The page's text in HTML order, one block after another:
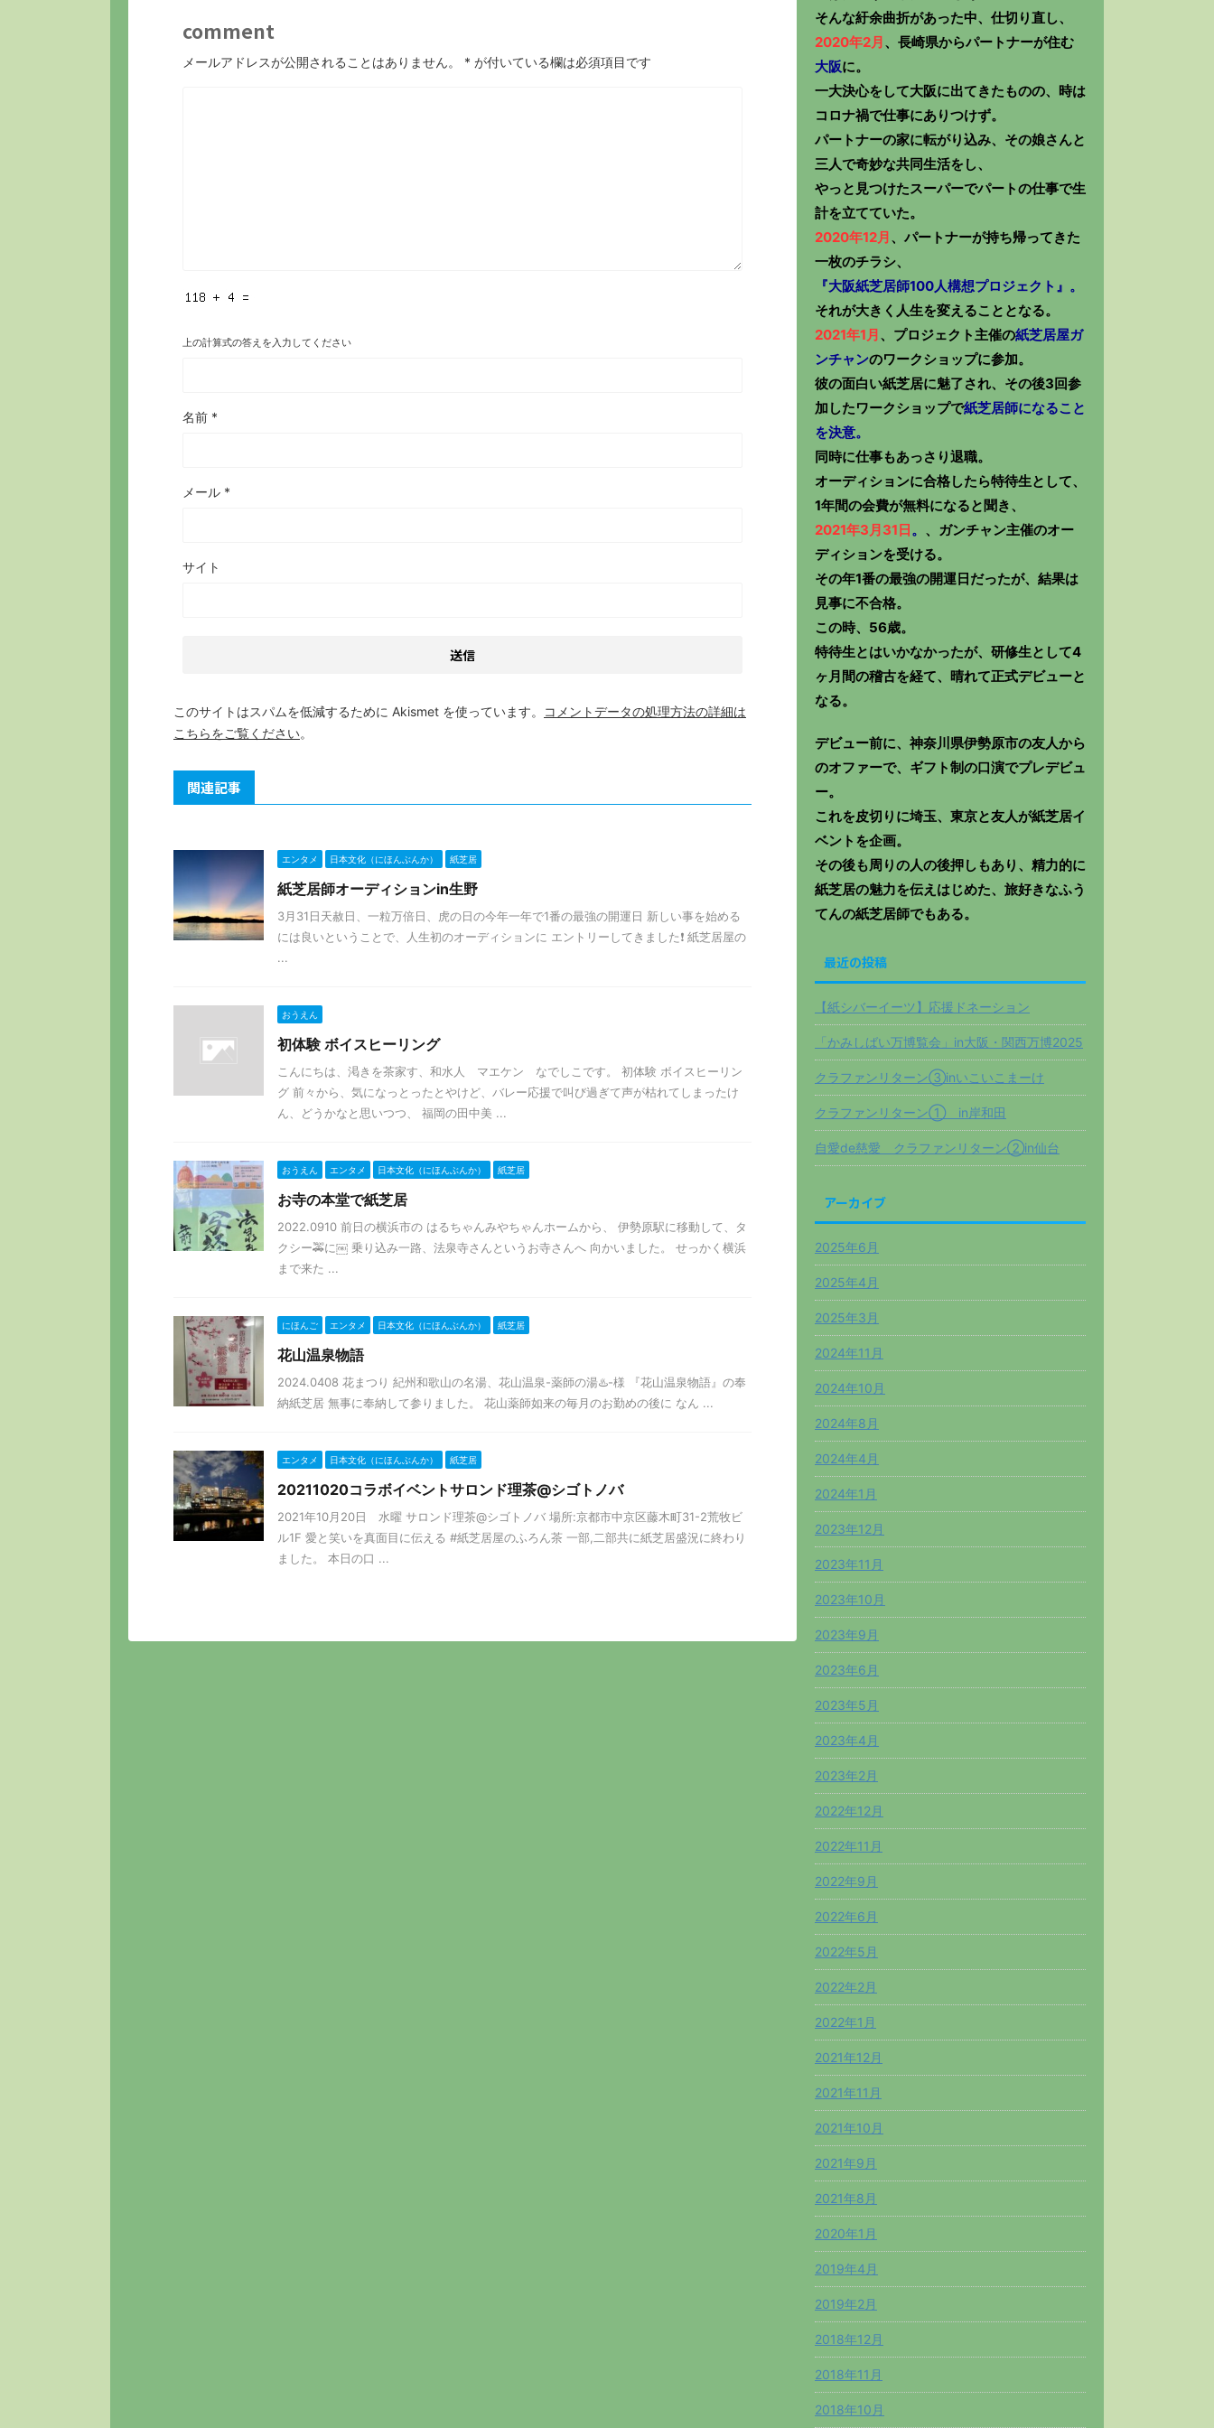
comment
メールアドレスが公開されることはありません。 * が付いている欄は必須項目です
上の計算式の答えを入力してください
名前 *
メール *
サイト
このサイトはスパムを低減するために Akismet を使っています。
コメントデータの処理方法の詳細は
こちらをご覧ください。
関連記事
エンタメ 日本文化（にほんぶんか） 紙芝居
紙芝居師オーディションin生野
3月31日天赦日、一粒万倍日、虎の日の今年一年で1番の最強の開運日 新しい事を始める
には良いということで、人生初のオーディションに エントリーしてきました❗️ 紙芝居屋の
...
おうえん
初体験 ボイスヒーリング
こんにちは、渇きを茶家す、和水人 マエケン なでしこです。 初体験 ボイスヒーリン
グ 前々から、気になっとったとやけど、バレー応援で叫び過ぎて声が枯れてしまったけ
ん、どうかなと思いつつ、 福岡の田中美 ...
おうえん エンタメ 日本文化（にほんぶんか） 紙芝居
お寺の本堂で紙芝居
2022.0910 前日の横浜市の はるちゃんみやちゃんホームから、 伊勢原駅に移動して、タ
クシー🚕に￼ 乗り込み一路、法泉寺さんというお寺さんへ 向かいました。 せっかく横浜
まで来た ...
にほんご エンタメ 日本文化（にほんぶんか） 紙芝居
花山温泉物語
2024.0408 花まつり 紀州和歌山の名湯、花山温泉-薬師の湯♨️-様 『花山温泉物語』の奉
納紙芝居 無事に奉納して参りました。 花山薬師如来の毎月のお勤めの後に なん ...
エンタメ 日本文化（にほんぶんか） 紙芝居
20211020コラボイベントサロンド理茶@シゴトノバ
2021年10月20日 水曜 サロンド理茶@シゴトノバ 場所:京都市中京区藤木町31-2荒牧ビ
ル1F 愛と笑いを真面目に伝える #紙芝居屋のふろん茶 一部,二部共に紙芝居盛況に終わり
ました。 本日の口 ...
そんな紆余曲折があった中、仕切り直し、
2020年2月、長崎県からパートナーが住む
大阪に。
一大決心をして大阪に出てきたものの、時は
コロナ禍で仕事にありつけず。
パートナーの家に転がり込み、その娘さんと
三人で奇妙な共同生活をし、
やっと見つけたスーパーでパートの仕事で生
計を立てていた。
2020年12月、パートナーが持ち帰ってきた
一枚のチラシ、
『大阪紙芝居師100人構想プロジェクト』。
それが大きく人生を変えることとなる。
2021年1月、プロジェクト主催の紙芝居屋ガ
ンチャンのワークショップに参加。
彼の面白い紙芝居に魅了され、その後3回参
加したワークショップで紙芝居師になること
を決意。
同時に仕事もあっさり退職。
オーディションに合格したら特待生として、
1年間の会費が無料になると聞き、
2021年3月31日。 、ガンチャン主催のオー
ディションを受ける。
その年1番の最強の開運日だったが、結果は
見事に不合格。
この時、56歳。
特待生とはいかなかったが、研修生として4
ヶ月間の稽古を経て、晴れて正式デビューと
なる。
デビュー前に、神奈川県伊勢原市の友人から
のオファーで、ギフト制の口演でプレデビュ
ー。
これを皮切りに埼玉、東京と友人が紙芝居イ
ベントを企画。
その後も周りの人の後押しもあり、精力的に
紙芝居の魅力を伝えはじめた、旅好きなふう
てんの紙芝居師でもある。
最近の投稿
【紙シバーイーツ】応援ドネーション
「かみしばい万博覧会」in大阪・関西万博2025
クラファンリターン③inいこいこまーけ
クラファンリターン① in岸和田
自愛de慈愛 クラファンリターン②in仙台
アーカイブ
2025年6月
2025年4月
2025年3月
2024年11月
2024年10月
2024年8月
2024年4月
2024年1月
2023年12月
2023年11月
2023年10月
2023年9月
2023年6月
2023年5月
2023年4月
2023年2月
2022年12月
2022年11月
2022年9月
2022年6月
2022年5月
2022年2月
2022年1月
2021年12月
2021年11月
2021年10月
2021年9月
2021年8月
2020年1月
2019年4月
2019年2月
2018年12月
2018年11月
2018年10月